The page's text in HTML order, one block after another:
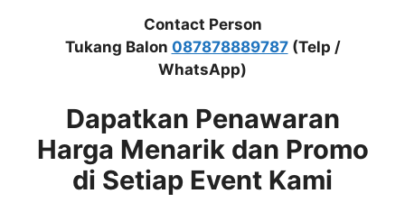
Contact Person
Tukang Balon 087878889787(Telp /
WhatsApp)
Dapatkan Penawaran
Harga Menarik dan Promo
di Setiap Event Kami